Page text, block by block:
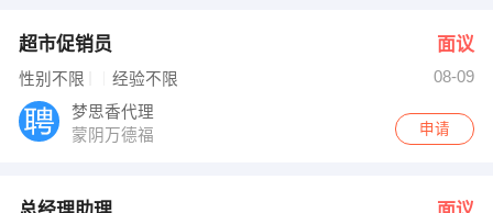
超市促销员 面议
性别不限 经验不限
08-09
梦思香代理
蒙阴万德福
申请